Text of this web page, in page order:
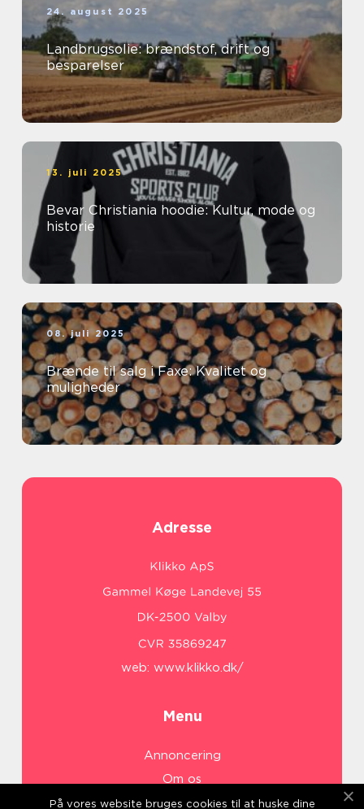
24. august 2025
Landbrugsolie: brændstof, drift og
besparelser
13. juli 2025
Bevar Christiania hoodie: Kultur, mode og
historie
08. juli 2025
Brænde til salg i Faxe: Kvalitet og
muligheder
Adresse
web: www.klikko.dk/
Menu
Annoncering
Om os
Cookies
På vores website bruges cookies til at huske dine